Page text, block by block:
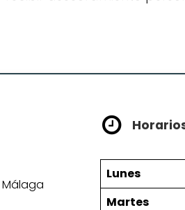
Málaga
Lunes
Martes